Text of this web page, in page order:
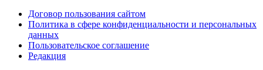
Договор пользования сайтом
Политика в сфере конфиденциальности и персональных
данных
Пользовательское соглашение
Редакция